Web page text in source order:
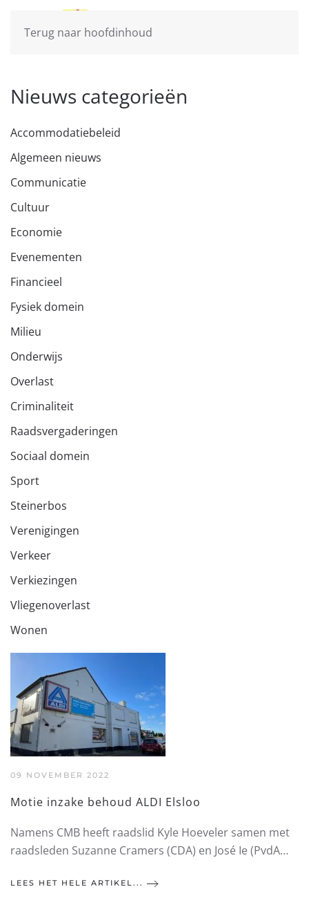
Terug naar hoofdinhoud
Nieuws categorieën
Accommodatiebeleid
Algemeen nieuws
Communicatie
Cultuur
Economie
Evenementen
Financieel
Fysiek domein
Milieu
Onderwijs
Overlast
Criminaliteit
Raadsvergaderingen
Sociaal domein
Sport
Steinerbos
Verenigingen
Verkeer
Verkiezingen
Vliegenoverlast
Wonen
09 NOVEMBER 2022
Motie inzake behoud ALDI Elsloo
Namens CMB heeft raadslid Kyle Hoeveler samen met
raadsleden Suzanne Cramers (CDA) en José Ie (PvdA…
LEES HET HELE ARTIKEL...